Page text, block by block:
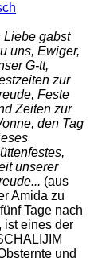
Liebe gabst
uns, Ewiger,
G-tt,
zur
Feste
Zeiten zur
den Tag
unserer
(aus
Amida zu
Tage nach
ist eines der
und